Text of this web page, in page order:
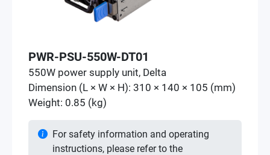
PWR-PSU-550W-DT01
550W power supply unit, Delta
Dimension (L × W × H): 310 × 140 × 105 (mm)
Weight: 0.85 (kg)
For safety information and operating
instructions, please refer to the